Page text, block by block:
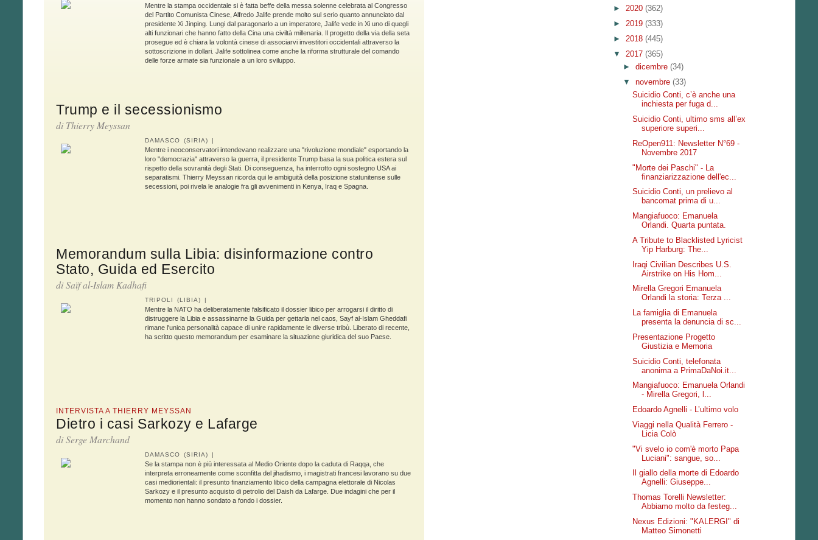
Mentre la stampa occidentale si è fatta beffe della messa solenne celebrata al Congresso
del Partito Comunista Cinese, Alfredo Jalife prende molto sul serio quanto annunciato dal
presidente Xi Jinping. Lungi dal paragonarlo a un imperatore, Jalife vede in Xi uno di quegli
alti funzionari che hanno fatto della Cina una civiltà millenaria. Il progetto della via della seta
prosegue ed è chiara la volontà cinese di associarvi investitori occidentali attraverso la
sottoscrizione in dollari. Jalife sottolinea come anche la riforma strutturale del comando
delle forze armate sia funzionale a un loro sviluppo.
Trump e il secessionismo
di Thierry Meyssan
DAMASCO (SIRIA) |
Mentre i neoconservatori intendevano realizzare una "rivoluzione mondiale" esportando la
loro "democrazia" attraverso la guerra, il presidente Trump basa la sua politica estera sul
rispetto della sovranità degli Stati. Di conseguenza, ha interrotto ogni sostegno USA ai
separatismi. Thierry Meyssan ricorda qui le ambiguità della posizione statunitense sulle
secessioni, poi rivela le analogie fra gli avvenimenti in Kenya, Iraq e Spagna.
Memorandum sulla Libia: disinformazione contro
Stato, Guida ed Esercito
diSaïf al-Islam Kadhafi
TRIPOLI (LIBIA) |
Mentre la NATO ha deliberatamente falsificato il dossier libico per arrogarsi il diritto di
distruggere la Libia e assassinarne la Guida per gettarla nel caos, Sayf al-Islam Gheddafi
rimane l'unica personalità capace di unire rapidamente le diverse tribù. Liberato di recente,
ha scritto questo memorandum per esaminare la situazione giuridica del suo Paese.
INTERVISTA A THIERRY MEYSSAN
Dietro i casi Sarkozy e Lafarge
di Serge Marchand
DAMASCO (SIRIA) |
Se la stampa non è più interessata al Medio Oriente dopo la caduta di Raqqa, che
interpreta erroneamente come sconfitta del jihadismo, i magistrati francesi lavorano su due
casi mediorientali: il presunto finanziamento libico della campagna elettorale di Nicolas
Sarkozy e il presunto acquisto di petrolio del Daish da Lafarge. Due indagini che per il
momento non hanno sondato a fondo i dossier.
► 2020 (362)
► 2019 (333)
► 2018 (445)
▼ 2017 (365)
► dicembre (34)
▼ novembre (33)
Suicidio Conti, c’è anche una
inchiesta per fuga d...
Suicidio Conti, ultimo sms all’ex
superiore superi...
ReOpen911: Newsletter N°69 -
Novembre 2017
"Morte dei Paschi" - La
finanziarizzazione dell'ec...
Suicidio Conti, un prelievo al
bancomat prima di u...
Mangiafuoco: Emanuela
Orlandi. Quarta puntata.
A Tribute to Blacklisted Lyricist
Yip Harburg: The...
Iraqi Civilian Describes U.S.
Airstrike on His Hom...
Mirella Gregori Emanuela
Orlandi la storia: Terza ...
La famiglia di Emanuela
presenta la denuncia di sc...
Presentazione Progetto
Giustizia e Memoria
Suicidio Conti, telefonata
anonima a PrimaDaNoi.it...
Mangiafuoco: Emanuela Orlandi
- Mirella Gregori, l...
Edoardo Agnelli - L’ultimo volo
Viaggi nella Qualità Ferrero -
Licia Colò
"Vi svelo io com'è morto Papa
Luciani": sangue, so...
Il giallo della morte di Edoardo
Agnelli: Giuseppe...
Thomas Torelli Newsletter:
Abbiamo molto da festeg...
Nexus Edizioni: "KALERGI" di
Matteo Simonetti